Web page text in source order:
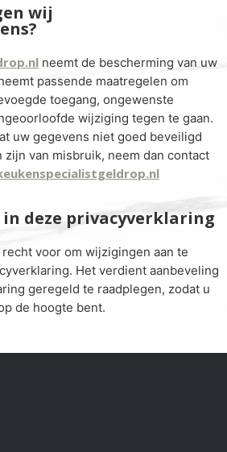
wij
neemt de bescherming van uw
passende maatregelen om
toegang, ongewenste
wijziging tegen te gaan.
uw gegevens niet goed beveiligd
van misbruik, neem dan contact
in deze privacyverklaring
voor om wijzigingen aan te
Het verdient aanbeveling
geregeld te raadplegen, zodat u
de hoogte bent.